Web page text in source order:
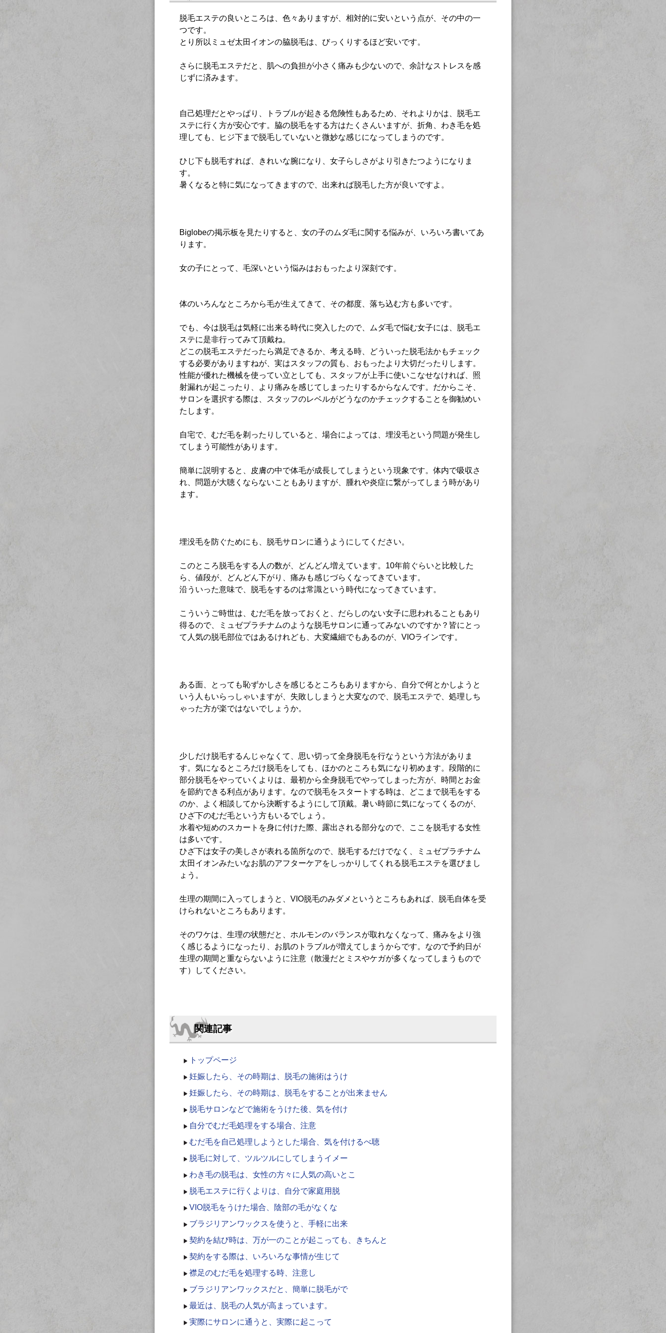
脱毛エステの良いところは、色々ありますが、相対的に安いという点が、その中の一
つです。
とり所以ミュゼ太田イオンの脇脱毛は、びっくりするほど安いです。
さらに脱毛エステだと、肌への負担が小さく痛みも少ないので、余計なストレスを感
じずに済みます。
自己処理だとやっぱり、トラブルが起きる危険性もあるため、それよりかは、脱毛エ
ステに行く方が安心です。脇の脱毛をする方はたくさんいますが、折角、わき毛を処
理しても、ヒジ下まで脱毛していないと微妙な感じになってしまうのです。
ひじ下も脱毛すれば、きれいな腕になり、女子らしさがより引きたつようになりま
す。
暑くなると特に気になってきますので、出来れば脱毛した方が良いですよ。
Biglobeの掲示板を見たりすると、女の子のムダ毛に関する悩みが、いろいろ書いてあ
ります。
女の子にとって、毛深いという悩みはおもったより深刻です。
体のいろんなところから毛が生えてきて、その都度、落ち込む方も多いです。
でも、今は脱毛は気軽に出来る時代に突入したので、ムダ毛で悩む女子には、脱毛エ
ステに是非行ってみて頂戴ね。
どこの脱毛エステだったら満足できるか、考える時、どういった脱毛法かもチェック
する必要がありますねが、実はスタッフの質も、おもったより大切だったりします。
性能が優れた機械を使ってい立としても、スタッフが上手に使いこなせなければ、照
射漏れが起こったり、より痛みを感じてしまったりするからなんです。だからこそ、
サロンを選択する際は、スタッフのレベルがどうなのかチェックすることを御勧めい
たします。
自宅で、むだ毛を剃ったりしていると、場合によっては、埋没毛という問題が発生し
てしまう可能性があります。
簡単に説明すると、皮膚の中で体毛が成長してしまうという現象です。体内で吸収さ
れ、問題が大聴くならないこともありますが、腫れや炎症に繋がってしまう時があり
ます。
埋没毛を防ぐためにも、脱毛サロンに通うようにしてください。
このところ脱毛をする人の数が、どんどん増えています。10年前ぐらいと比較した
ら、値段が、どんどん下がり、痛みも感じづらくなってきています。
沿ういった意味で、脱毛をするのは常識という時代になってきています。
こういうご時世は、むだ毛を放っておくと、だらしのない女子に思われることもあり
得るので、ミュゼプラチナムのような脱毛サロンに通ってみないのですか？皆にとっ
て人気の脱毛部位ではあるけれども、大変繊細でもあるのが、VIOラインです。
ある面、とっても恥ずかしさを感じるところもありますから、自分で何とかしようと
いう人もいらっしゃいますが、失敗ししまうと大変なので、脱毛エステで、処理しち
ゃった方が楽ではないでしょうか。
少しだけ脱毛するんじゃなくて、思い切って全身脱毛を行なうという方法がありま
す。気になるところだけ脱毛をしても、ほかのところも気になり初めます。段階的に
部分脱毛をやっていくよりは、最初から全身脱毛でやってしまった方が、時間とお金
を節約できる利点があります。なので脱毛をスタートする時は、どこまで脱毛をする
のか、よく相談してから決断するようにして頂戴。暑い時節に気になってくるのが、
ひざ下のむだ毛という方もいるでしょう。
水着や短めのスカートを身に付けた際、露出される部分なので、ここを脱毛する女性
は多いです。
ひざ下は女子の美しさが表れる箇所なので、脱毛するだけでなく、ミュゼプラチナム
太田イオンみたいなお肌のアフターケアをしっかりしてくれる脱毛エステを選びまし
ょう。
生理の期間に入ってしまうと、VIO脱毛のみダメというところもあれば、脱毛自体を受
けられないところもあります。
そのワケは、生理の状態だと、ホルモンのバランスが取れなくなって、痛みをより強
く感じるようになったり、お肌のトラブルが増えてしまうからです。なので予約日が
生理の期間と重ならないように注意（散漫だとミスやケガが多くなってしまうもので
す）してください。
関連記事
トップページ
妊娠したら、その時期は、脱毛の施術はうけ
妊娠したら、その時期は、脱毛をすることが出来ません
脱毛サロンなどで施術をうけた後、気を付け
自分でむだ毛処理をする場合、注意
むだ毛を自己処理しようとした場合、気を付けるべ聴
脱毛に対して、ツルツルにしてしまうイメー
わき毛の脱毛は、女性の方々に人気の高いとこ
脱毛エステに行くよりは、自分で家庭用脱
VIO脱毛をうけた場合、陰部の毛がなくな
ブラジリアンワックスを使うと、手軽に出来
契約を結び時は、万が一のことが起こっても、きちんと
契約をする際は、いろいろな事情が生じて
襟足のむだ毛を処理する時、注意し
ブラジリアンワックスだと、簡単に脱毛がで
最近は、脱毛の人気が高まっています。
実際にサロンに通うと、実際に起こって